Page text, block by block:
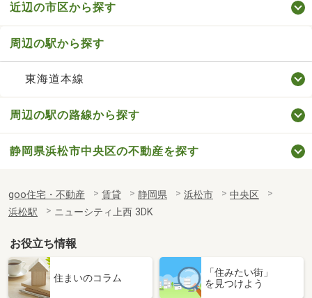
近辺の市区から探す
周辺の駅から探す
東海道本線
周辺の駅の路線から探す
静岡県浜松市中央区の不動産を探す
goo住宅・不動産 賃貸 静岡県 浜松市
中央区
浜松駅
ニューシティ上西 3DK
お役立ち情報
住まいのコラム
「住みたい街」
を見つけよう